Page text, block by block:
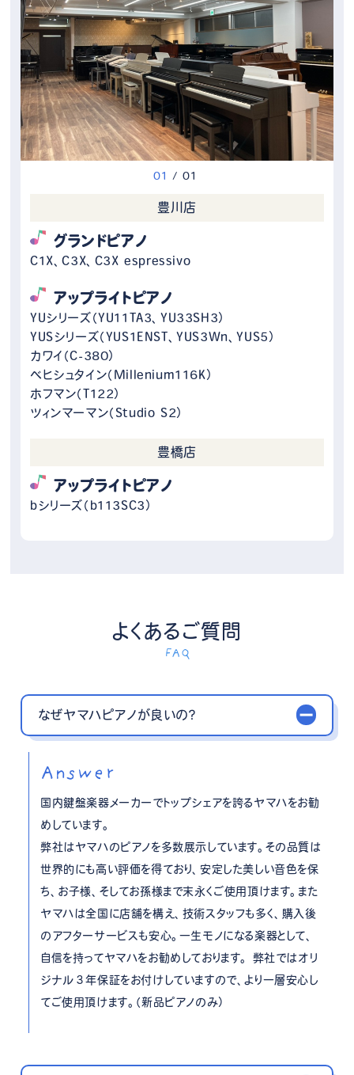
01 /01
豊川店
グランドピアノ
C1X、C3X、C3X espressivo
アップライトピアノ
YUシリーズ（YU11TA3、YU33SH3）
YUSシリーズ（YUS1ENST、YUS3Wn、YUS5）
カワイ（C-380）
ベヒシュタイン（Millenium116K）
ホフマン（T122）
ツィンマーマン（Studio S2）
豊橋店
アップライトピアノ
bシリーズ（b113SC3）
よくあるご質問
FAQ
なぜヤマハピアノが良いの？
Answer
国内鍵盤楽器メーカーでトップシェアを誇るヤマハをお勧
めしています。
弊社はヤマハのピアノを多数展示しています。その品質は
世界的にも高い評価を得ており、安定した美しい音色を保
ち、お子様、そしてお孫様まで末永くご使用頂けます。また
ヤマハは全国に店舗を構え、技術スタッフも多く、購入後
のアフターサービスも安心。一生モノになる楽器として、
自信を持ってヤマハをお勧めしております。 弊社ではオリ
ジナル３年保証をお付けしていますので、より一層安心し
てご使用頂けます。（新品ピアノのみ）